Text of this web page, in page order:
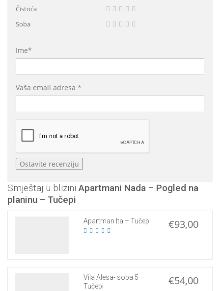
Čistoća
Soba
Ime*
Vaša email adresa *
Smještaj u blizini Apartmani Nada – Pogled na
planinu – Tučepi
Apartman Ita – Tučepi €93,00
Vila Alesa- soba 5 –
Tučepi
€54,00